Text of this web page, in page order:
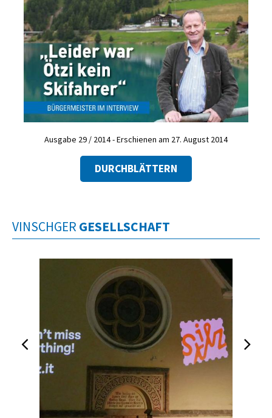
Ausgabe 29 / 2014 - Erschienen am 27. August 2014
DURCHBLÄTTERN
VINSCHGER GESELLSCHAFT